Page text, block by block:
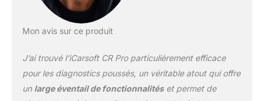
voitures des fabricants
suivants peuvent lire
grâce aux données du
moteur CR Pro, données
Mon avis sur ce produit
J’ai trouvé l’iCarsoft CR Pro particulièrement efficace
pour les diagnostics poussés, un véritable atout qui offre
un large éventail de fonctionnalitéset permet de